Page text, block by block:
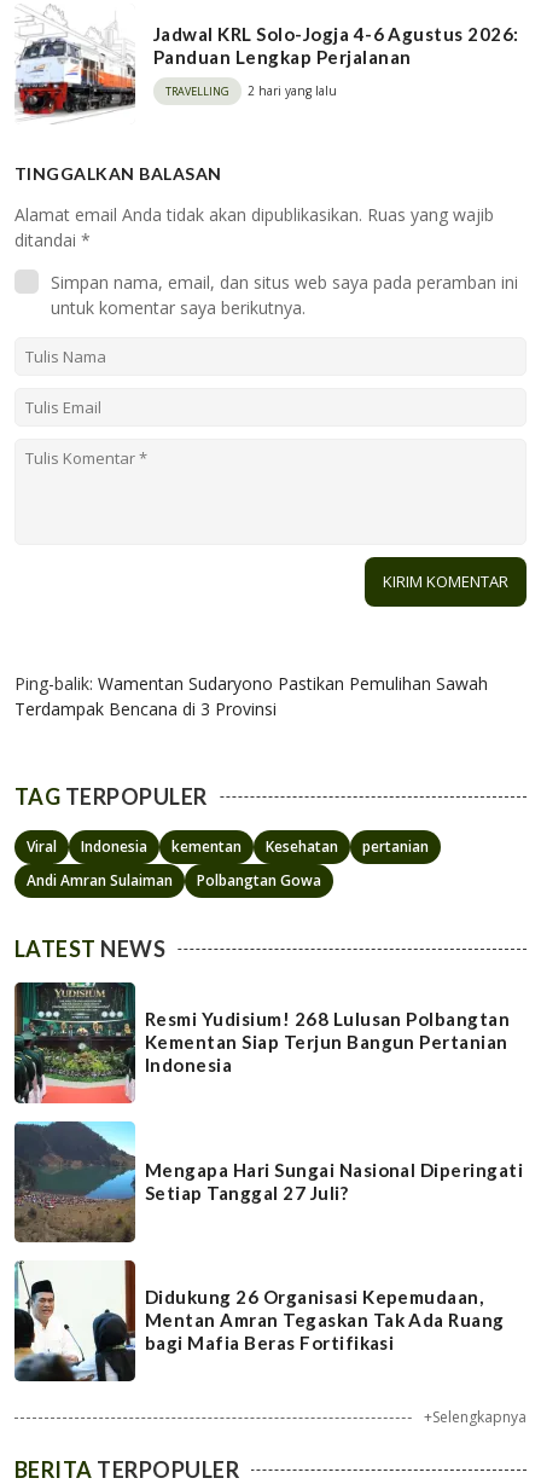
Jadwal KRL Solo-Jogja 4-6 Agustus 2026:
Panduan Lengkap Perjalanan
TRAVELLING 2 hari yang lalu
TINGGALKAN BALASAN
Alamat email Anda tidak akan dipublikasikan. Ruas yang wajib
ditandai *
Simpan nama, email, dan situs web saya pada peramban ini
untuk komentar saya berikutnya.
Ping-balik: Wamentan Sudaryono Pastikan Pemulihan Sawah
Terdampak Bencana di 3 Provinsi
TAG TERPOPULER
Viral Indonesia kementan Kesehatan
pertanian
Andi Amran Sulaiman
Polbangtan Gowa
LATEST NEWS
Resmi Yudisium! 268 Lulusan Polbangtan
Kementan Siap Terjun Bangun Pertanian
Indonesia
Mengapa Hari Sungai Nasional Diperingati
Setiap Tanggal 27 Juli?
Didukung 26 Organisasi Kepemudaan,
Mentan Amran Tegaskan Tak Ada Ruang
bagi Mafia Beras Fortifikasi
+Selengkapnya
BERITA TERPOPULER